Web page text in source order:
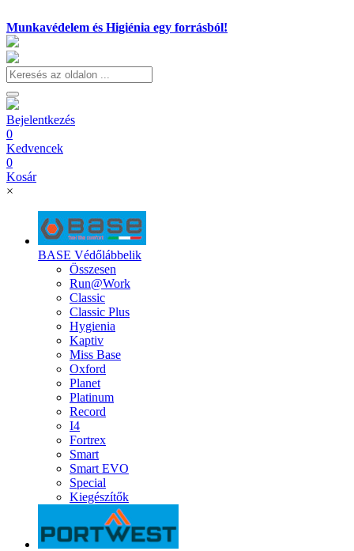
Munkavédelem és Higiénia egy forrásból!
Bejelentkezés
0
Kedvencek
0
Kosár
×
BASE Védőlábbelik
Összesen
Run@Work
Classic
Classic Plus
Hygienia
Kaptiv
Miss Base
Oxford
Planet
Platinum
Record
I4
Fortrex
Smart
Smart EVO
Special
Kiegészítők